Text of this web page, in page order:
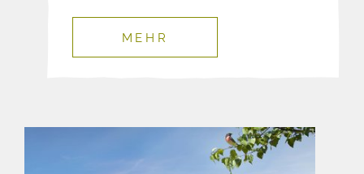
MEHR